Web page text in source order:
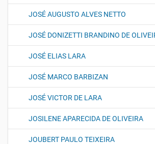
JOSÉ AUGUSTO ALVES NETTO
JOSÉ DONIZETTI BRANDINO DE
JOSÉ ELIAS LARA
JOSÉ MARCO BARBIZAN
JOSÉ VICTOR DE LARA
JOSILENE APARECIDA DE OLIVEIRA
JOUBERT PAULO TEIXEIRA